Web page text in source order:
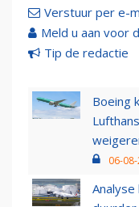
Verstuur per e-
Meld u aan voor
Tip de redactie
Boeing
06-